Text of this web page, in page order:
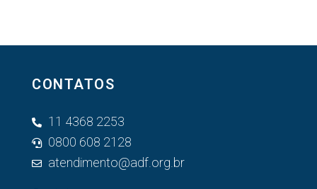
CONTATOS
11 4368 2253
0800 608 2128
atendimento@adf.org.br